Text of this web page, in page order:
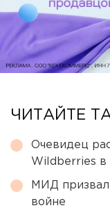
ЧИТАЙТЕ
Очевидец
Wildberries в
МИД призвал
войне